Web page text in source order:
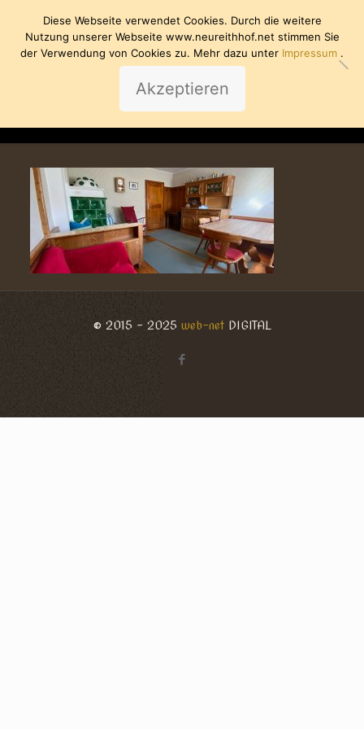
Crop-wohnbereich
© 2015 - 2025 web-netDIGITAL
Diese Webseite verwendet Cookies. Durch die weitere
Nutzung unserer Webseite www.neureithhof.net stimmen Sie
der Verwendung von Cookies zu. Mehr dazu unter Impressum .
Akzeptieren